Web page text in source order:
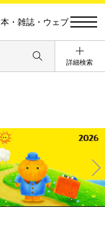
本・雑誌・ウェブ
詳細検索
Ne
xt